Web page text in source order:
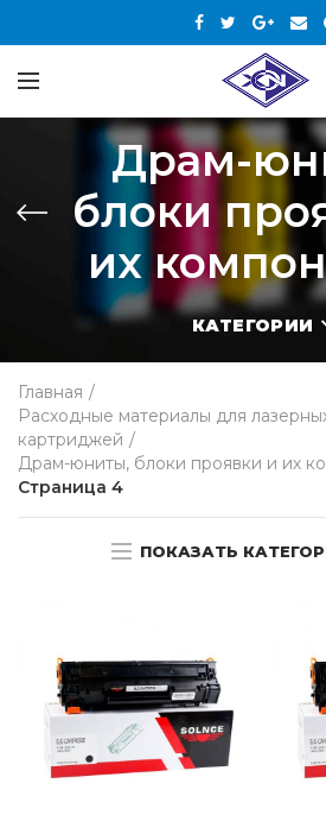
Драм-
блоки
их
КАТЕГОРИИ
Главная
Расходные материалы для
картриджей
Драм-юниты, блоки проявки и их
Страница 4
ПОКАЗАТЬ